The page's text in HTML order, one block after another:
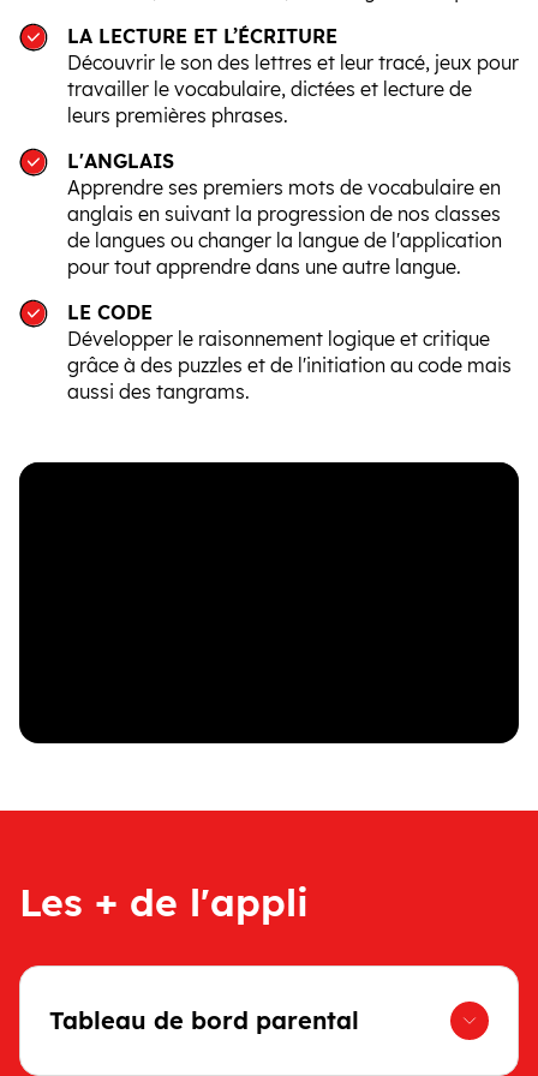
LA LECTURE ET L’ÉCRITURE
Découvrir le son des lettres et leur tracé, jeux pour
travailler le vocabulaire, dictées et lecture de
leurs premières phrases.
L'ANGLAIS
Apprendre ses premiers mots de vocabulaire en
anglais en suivant la progression de nos classes
de langues ou changer la langue de l'application
pour tout apprendre dans une autre langue.
LE CODE
Développer le raisonnement logique et critique
grâce à des puzzles et de l'initiation au code mais
aussi des tangrams.
Les + de l'appli
Tableau de bord parental